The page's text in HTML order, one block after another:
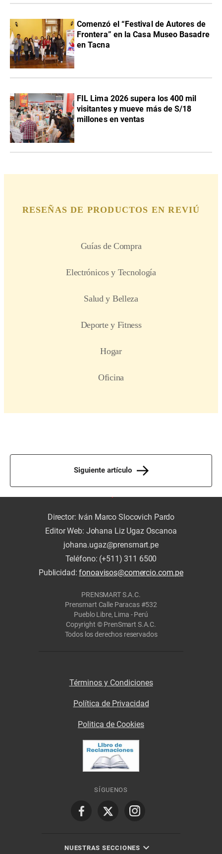
Comenzó el “Festival de Autores de
Frontera” en la Casa Museo Basadre
en Tacna
FIL Lima 2026 supera los 400 mil
visitantes y mueve más de S/18
millones en ventas
Siguiente artículo
Director: Iván Marco Slocovich Pardo
Editor Web: Johana Liz Ugaz Oscanoa
johana.ugaz@prensmart.pe
Teléfono: (+511) 311 6500
Publicidad:fonoavisos@comercio.com.pe
PRENSMART S.A.C.
Prensmart Calle Paracas #532
Pueblo Libre, Lima - Perú
Copyright © PrenSmart S.A.C.
Todos los derechos reservados
Términos y Condiciones
Política de Privacidad
Politica de Cookies
SÍGUENOS
NUESTRAS SECCIONES